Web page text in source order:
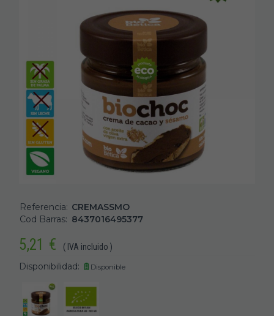
Referencia: CREMASSMO
Cod Barras: 8437016495377
5,21 € ( IVA incluido )
Disponibilidad: Disponible